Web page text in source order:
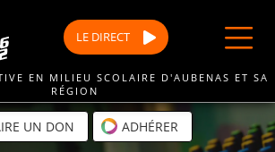
LE DIRECT
EN MILIEU SCOLAIRE D'AUBENAS ET SA
RÉGION
UN DON ADHÉRER